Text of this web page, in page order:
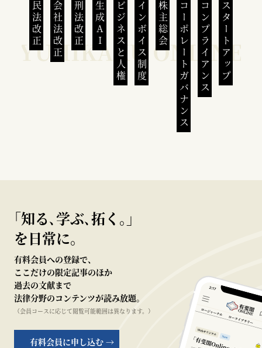
民法改正 会社法改正 刑法改正 生成AI ビジネスと人権インボイス制度 株主総会 コーポレートガバナンスコンプライアンススタートアップ
｢知る､学ぶ､拓く｡｣
を日常に。
有料会員への登録で、
ここだけの限定記事のほか
過去の文献まで
法律分野のコンテンツが読み放題。
（会員コースに応じて閲覧可能範囲は異なります。）
有料会員に申し込む →